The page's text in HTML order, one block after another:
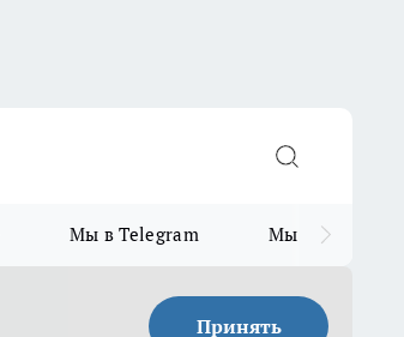
Мы в Telegram Мы в MAX
Принять